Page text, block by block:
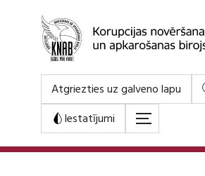
Atgriezties uz galveno lapu
Iestatījumi